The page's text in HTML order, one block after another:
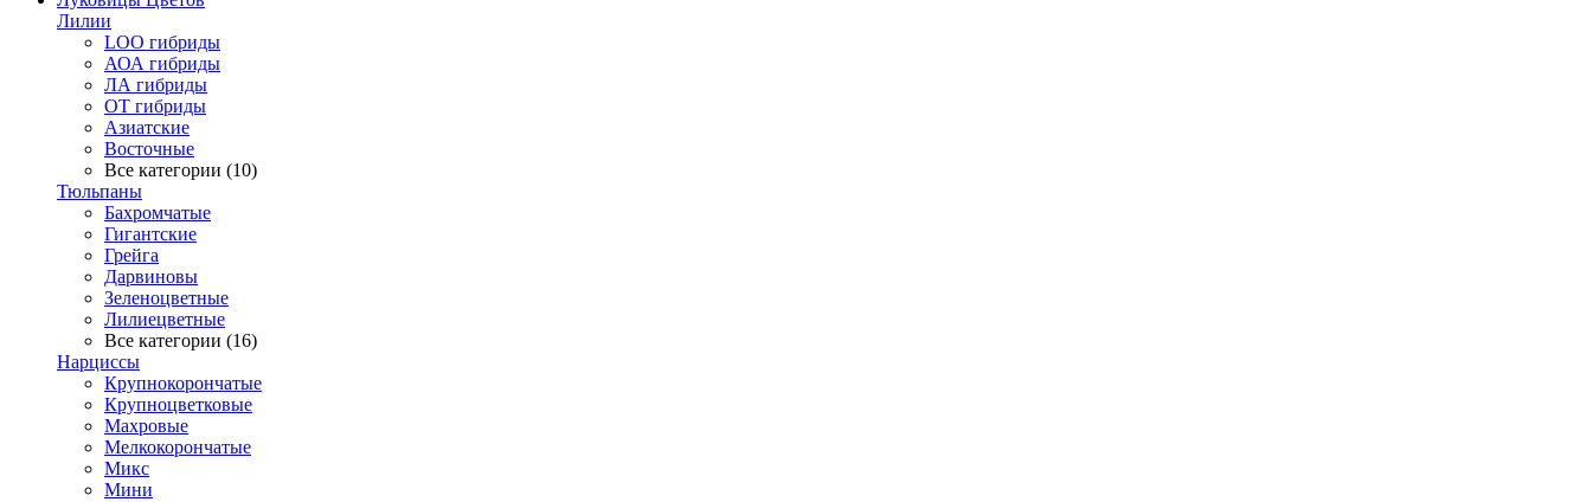
Лилии
LOO гибриды
АОА гибриды
ЛА гибриды
ОТ гибриды
Азиатские
Восточные
Все категории (10)
Тюльпаны
Бахромчатые
Гигантские
Грейга
Дарвиновы
Зеленоцветные
Лилиецветные
Все категории (16)
Нарциссы
Крупнокорончатые
Крупноцветковые
Махровые
Мелкокорончатые
Микс
Мини